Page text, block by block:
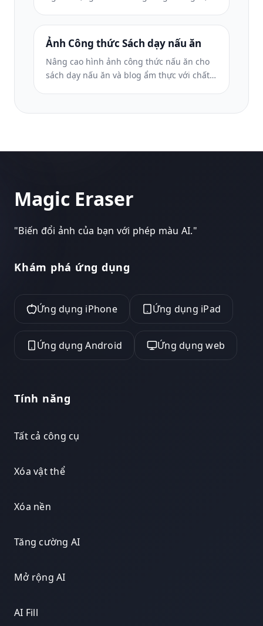
ứng hơi nước và độ tươi cũng như kích
thước được tối ưu hóa cho nền tảng.
Ảnh Công thức Sách dạy nấu ăn
Nâng cao hình ảnh công thức nấu ăn cho
sách dạy nấu ăn và blog ẩm thực với chất
và đầu ra có độ phân giải cao.
Magic Eraser
"Biến đổi ảnh của bạn với phép màu AI."
Khám phá ứng dụng
Ứng dụng iPhone Ứng dụng iPad
Ứng dụng Android Ứng dụng web
Tính năng
Tất cả công cụ
Xóa vật thể
Xóa nền
Tăng cường AI
Mở rộng AI
AI Fill